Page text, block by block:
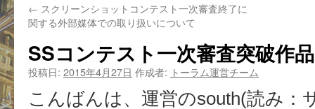
← スクリーンショットコンテスト一次審査終了に
関する外部媒体での取り扱いについて
SSコンテスト一次審査突破作
投稿日: 2015年4月27日 作成者: トーラム運営チーム
こんばんは、運営のsouth(読み：